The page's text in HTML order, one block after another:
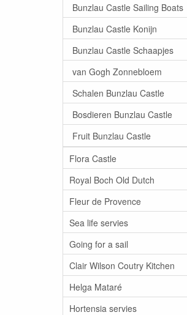
Bunzlau Castle Sailing Boats
Bunzlau Castle Konijn
Bunzlau Castle Schaapjes
van Gogh Zonnebloem
Schalen Bunzlau Castle
Bosdieren Bunzlau Castle
Fruit Bunzlau Castle
Flora Castle
Royal Boch Old Dutch
Fleur de Provence
Sea life servies
Going for a sail
Clair Wilson Coutry Kitchen
Helga Mataré
Hortensia servies